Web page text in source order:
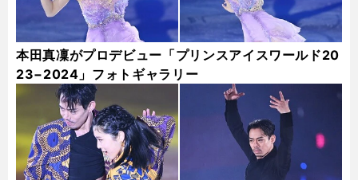
本田真凜がプロデビュー「プリンスアイスワールド20
23−2024」フォトギャラリー